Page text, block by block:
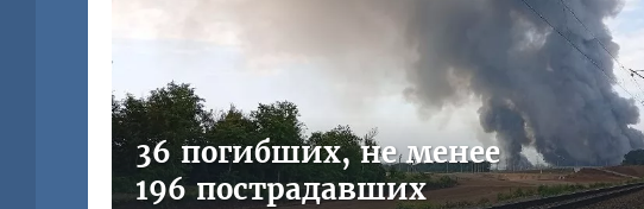
36 погибших, не менее
196 пострадавших